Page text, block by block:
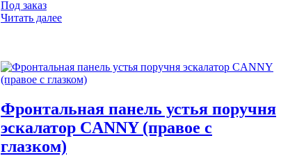
Под заказ
Читать далее
Фронтальная панель устья поручня
эскалатор CANNY (правое с
глазком)